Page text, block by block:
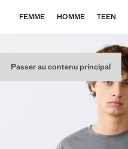
Passer au contenu principal
FEMME HOMME TEEN